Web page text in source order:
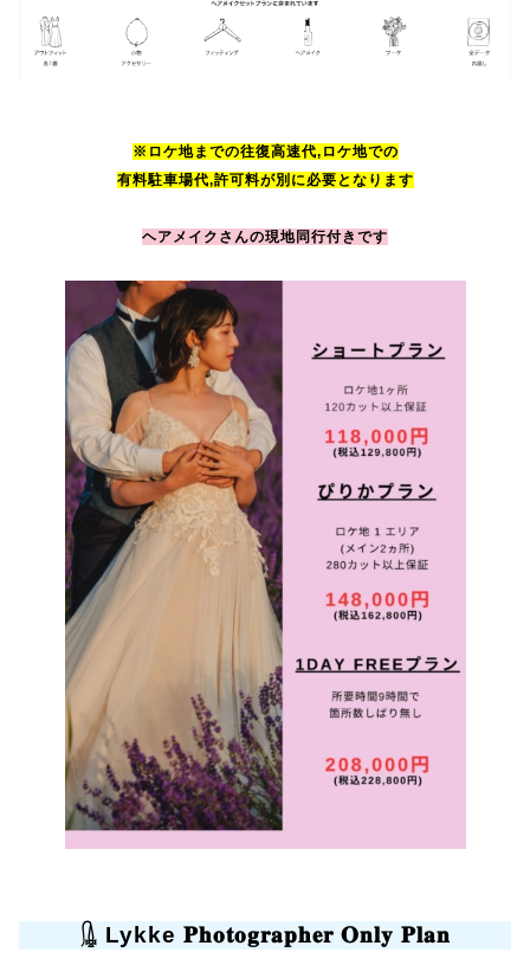
※ロケ地までの往復高速代,ロケ地での
有料駐車場代,許可料が別に必要となります
ヘアメイクさんの現地同行付きです
𓊮 Lykke 𝐏𝐡𝐨𝐭𝐨𝐠𝐫𝐚𝐩𝐡𝐞𝐫 𝐎𝐧𝐥𝐲 𝐏𝐥𝐚𝐧